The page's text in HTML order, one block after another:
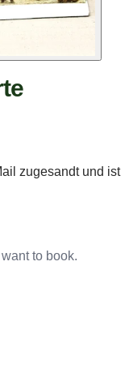
zugesandt und ist
to book.